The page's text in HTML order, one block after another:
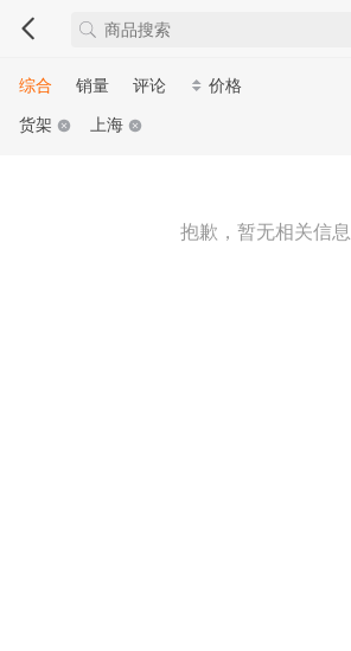
综合 销量 评论
价格
货架
上海
抱歉，暂无相关信息